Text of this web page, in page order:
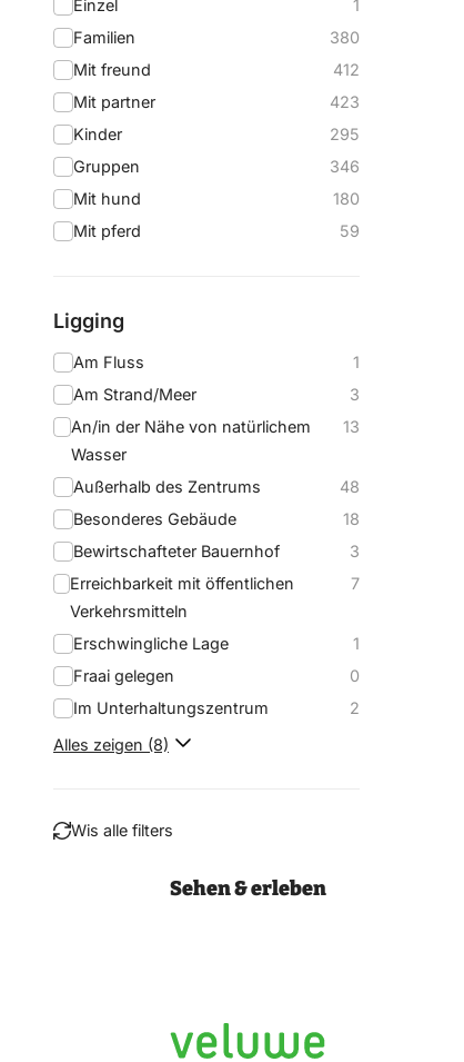
Einzel
1
Familien
380
Mit freund
412
Mit partner
423
Kinder
295
Gruppen
346
Mit hund
180
Mit pferd
59
Ligging
Am Fluss
1
Am Strand/Meer
3
An/in der Nähe von natürlichem
Wasser
13
Außerhalb des Zentrums
48
Besonderes Gebäude
18
Bewirtschafteter Bauernhof
3
Erreichbarkeit mit öffentlichen
Verkehrsmitteln
7
Erschwingliche Lage
1
Fraai gelegen
0
Im Unterhaltungszentrum
2
Alles zeigen (8)
Wis alle filters
Sehen & erleben